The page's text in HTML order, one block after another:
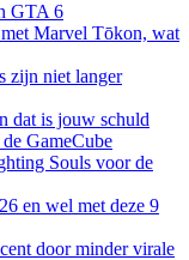
GTA 6
Marvel Tōkon, wat
zijn niet langer
dat is jouw schuld
GameCube
Souls voor de
en wel met deze 9
door minder virale